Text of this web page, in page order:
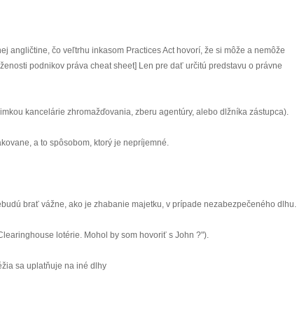
angličtine, čo veľtrhu inkasom Practices Act hovorí, že si môže a nemôže
podnikov práva cheat sheet] Len pre dať určitú predstavu o právne
kancelárie zhromažďovania, zberu agentúry, alebo dlžníka zástupca).
a to spôsobom, ktorý je nepríjemné.
brať vážne, ako je zhabanie majetku, v prípade nezabezpečeného dlhu.
lotérie. Mohol by som hovoriť s John ?").
sa uplatňuje na iné dlhy